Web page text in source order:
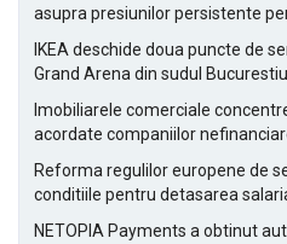
asupra presiunilor persistente
IKEA deschide doua puncte de
Grand Arena din sudul
Imobiliarele comerciale
acordate companiilor
Reforma regulilor europene de
conditiile pentru detasarea
NETOPIA Payments a obtinut